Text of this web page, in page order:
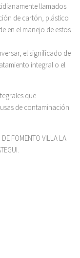
llamados
de cartón, plástico
en el manejo de estos
el significado de
integral o el
que
de contaminación
DE FOMENTO VILLA LA